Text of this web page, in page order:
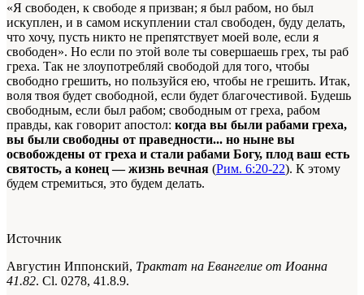
«Я свободен, к свободе я призван; я был рабом, но был
искуплен, и в самом искуплении стал свободен, буду делать,
что хочу, пусть никто не препятствует моей воле, если я
свободен». Но если по этой воле ты совершаешь грех, ты раб
греха. Так не злоупотребляй свободой для того, чтобы
свободно грешить, но пользуйся ею, чтобы не грешить. Итак,
воля твоя будет свободной, если будет благочестивой. Будешь
свободным, если был рабом; свободным от греха, рабом
правды, как говорит апостол: когда вы были рабами греха,
вы были свободны от праведности... но ныне вы
освобождены от греха и стали рабами Богу, плод ваш есть
святость, а конец — жизнь вечная (Рим. 6:20-22). К этому
будем стремиться, это будем делать.
Источник
Августин Иппонский, Трактат на Евангелие от Иоанна
41.82. Сl. 0278, 41.8.9.